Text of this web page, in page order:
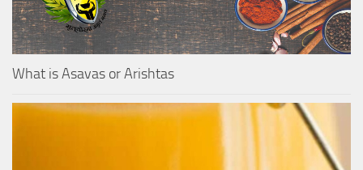
What is Asavas or Arishtas